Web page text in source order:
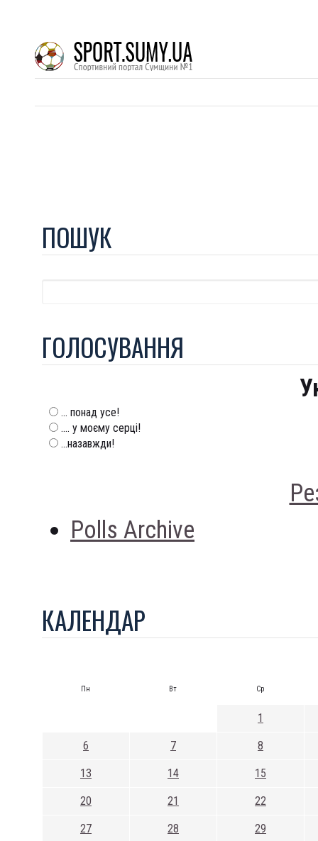
ПОШУК
ГОЛОСУВАННЯ
... понад усе!
.... у моєму серці!
...назавжди!
Polls Archive
КАЛЕНДАР
Пн Вт Ср
1
6 7 8
13 14 15
20 21 22
27 28 29